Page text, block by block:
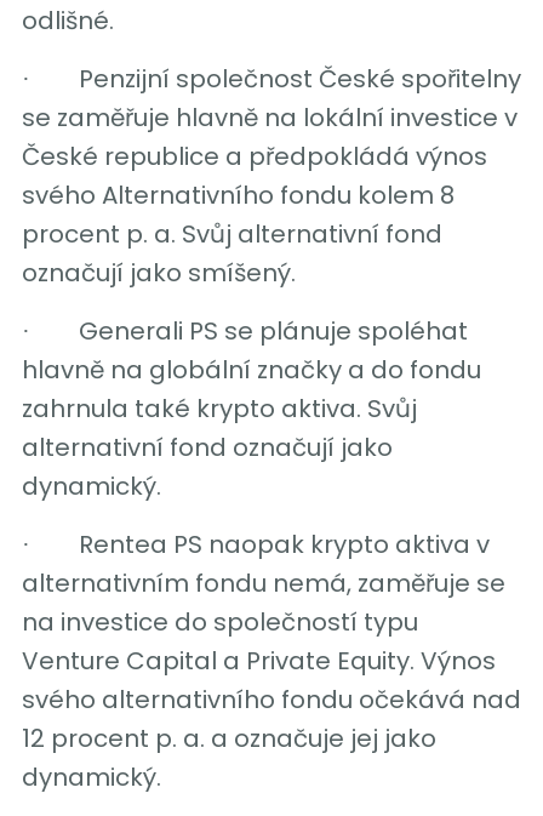
odlišné.
·
Penzijní společnost České spořitelny
se zaměřuje hlavně na lokální investice v
České republice a předpokládá výnos
svého Alternativního fondu kolem 8
procent p. a. Svůj alternativní fond
označují jako smíšený.
·
Generali PS se plánuje spoléhat
hlavně na globální značky a do fondu
zahrnula také krypto aktiva. Svůj
alternativní fond označují jako
dynamický.
·
Rentea PS naopak krypto aktiva v
alternativním fondu nemá, zaměřuje se
na investice do společností typu
Venture Capital a Private Equity. Výnos
svého alternativního fondu očekává nad
12 procent p. a. a označuje jej jako
dynamický.